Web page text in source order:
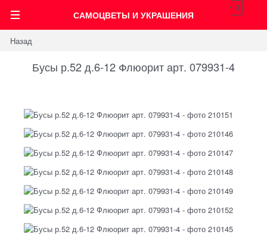
САМОЦВЕТЫ И УКРАШЕНИЯ
0
Назад
Бусы р.52 д.6-12 Флюорит арт. 079931-4